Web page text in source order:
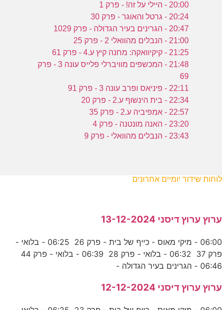
20:00 - היילי על זה! - פרק 1
20:24 - גרטל והאוגר - פרק 30
20:47 - הגרינים בעיר הגדולה - פרק 1029
21:00 - הנבלים מהוואלי 2 - פרק 25
21:25 - קיקיוואקה: מחנה קיץ ע.4 - פרק 61
21:48 - המכשפים מוויברלי פלייס עונה 3 - פרק
69
22:11 - פיניאס ופרב עונה 3 - פרק 91
22:34 - בית הינשוף ע.2 - פרק 20
22:57 - אמפיביה ע.2 - פרק 35
23:20 - האנה מונטנה - פרק 4
23:43 - הנבלים מהוואלי - פרק 9
לוחות שידור יומיים אחרונים
ערוץ ערוץ דיסני 13-12-2024
06:00 - מיקי מאוס - כייף של בית - פרק 26 06:25 - בלואי -
06:46 - הגרינים בעיר הגדולה -
ערוץ ערוץ דיסני 12-12-2024